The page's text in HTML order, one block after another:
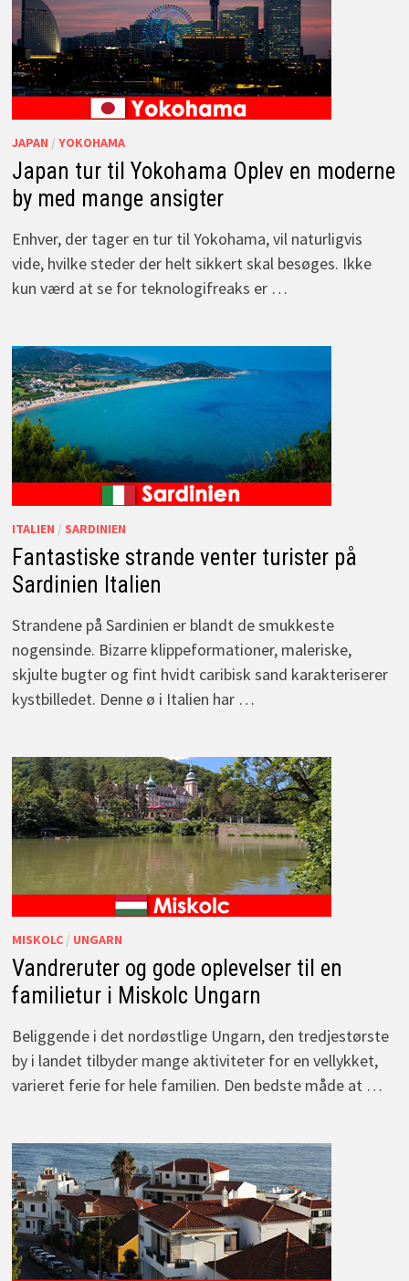
JAPAN / YOKOHAMA
Japan tur til Yokohama Oplev en moderne
by med mange ansigter
Enhver, der tager en tur til Yokohama, vil naturligvis
vide, hvilke steder der helt sikkert skal besøges. Ikke
kun værd at se for teknologifreaks er …
ITALIEN / SARDINIEN
Fantastiske strande venter turister på
Sardinien Italien
Strandene på Sardinien er blandt de smukkeste
nogensinde. Bizarre klippeformationer, maleriske,
skjulte bugter og fint hvidt caribisk sand karakteriserer
kystbilledet. Denne ø i Italien har …
MISKOLC/ UNGARN
Vandreruter og gode oplevelser til en
familietur i Miskolc Ungarn
Beliggende i det nordøstlige Ungarn, den tredjestørste
by i landet tilbyder mange aktiviteter for en vellykket,
varieret ferie for hele familien. Den bedste måde at …